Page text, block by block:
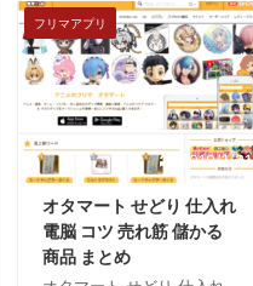
フリマアプリ
2019/1/31
オタマート せどり 仕入れ
電脳 コツ 売れ筋 儲かる
商品 まとめ